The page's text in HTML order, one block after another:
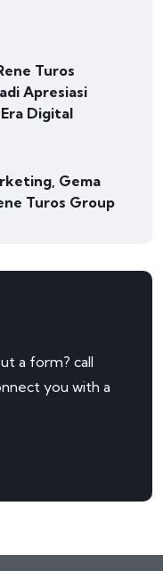
Turos
Apresiasi
Digital
Gema
Turos Group
a form? call
you with a